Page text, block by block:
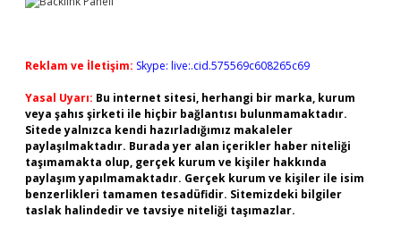
Reklam ve İletişim: Skype: live:.cid.575569c608265c69
Yasal Uyarı: Bu internet sitesi, herhangi bir marka, kurum
veya şahıs şirketi ile hiçbir bağlantısı bulunmamaktadır.
Sitede yalnızca kendi hazırladığımız makaleler
paylaşılmaktadır. Burada yer alan içerikler haber niteliği
taşımamakta olup, gerçek kurum ve kişiler hakkında
paylaşım yapılmamaktadır. Gerçek kurum ve kişiler ile isim
benzerlikleri tamamen tesadüfidir. Sitemizdeki bilgiler
taslak halindedir ve tavsiye niteliği taşımazlar.